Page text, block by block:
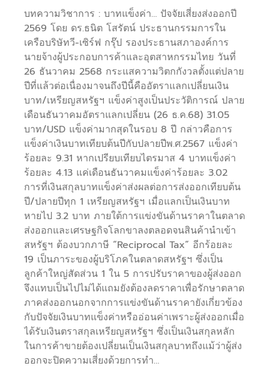
บทความวิชาการ : บาทแข็งค่า… ปัจจัยเสี่ยงส่งออกปี
2569 โดย ดร.ธนิต โสรัตน์ ประธานกรรมการใน
เครือบริษัทวี-เซิร์ฟ กรุ๊ป รองประธานสภาองค์การ
นายจ้างผู้ประกอบการค้าและอุตสาหกรรมไทย วันที่
26 ธันวาคม 2568 กระแสความวิตกกังวลตั้งแต่ปลาย
ปีที่แล้วต่อเนื่องมาจนถึงปีนี้คืออัตราแลกเปลี่ยนเงิน
บาท/เหรียญสหรัฐฯ แข็งค่าสูงเป็นประวัติการณ์ ปลาย
เดือนธันวาคมอัตราแลกเปลี่ยน (26 ธ.ค.68) 31.05
บาท/USD แข็งค่ามากสุดในรอบ 8 ปี กล่าวคือการ
แข็งค่าเงินบาทเทียบต้นปีกับปลายปีพ.ศ.2567 แข็งค่า
ร้อยละ 9.31 หากเปรียบเทียบไตรมาส 4 บาทแข็งค่า
ร้อยละ 4.13 แค่เดือนธันวาคมแข็งค่าร้อยละ 3.02
การที่เงินสกุลบาทแข็งค่าส่งผลต่อการส่งออกเทียบต้น
ปี/ปลายปีทุก 1 เหรียญสหรัฐฯ เมื่อแลกเป็นเงินบาท
หายไป 3.2 บาท ภายใต้การแข่งขันด้านราคาในตลาด
ส่งออกและเศรษฐกิจโลกขาลงตลอดจนสินค้านำเข้า
สหรัฐฯ ต้องบวกภาษี “Reciprocal Tax” อีกร้อยละ
19 เป็นภาระของผู้บริโภคในตลาดสหรัฐฯ ซึ่งเป็น
ลูกค้าใหญ่สัดส่วน 1 ใน 5 การปรับราคาของผู้ส่งออก
จึงแทบเป็นไปไม่ได้แถมยังต้องลดราคาเพื่อรักษาตลาด
ภาคส่งออกนอกจากการแข่งขันด้านราคายังเกี่ยวข้อง
กับปัจจัยเงินบาทแข็งค่าหรืออ่อนค่าเพราะผู้ส่งออกเมื่อ
ได้รับเงินตราสกุลเหรียญสหรัฐฯ ซึ่งเป็นเงินสกุลหลัก
ในการค้าขายต้องเปลี่ยนเป็นเงินสกุลบาทถึงแม้ว่าผู้ส่ง
ออกจะปิดความเสี่ยงด้วยการทำ…